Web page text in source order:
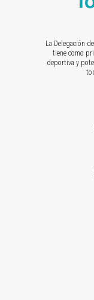
La Delegación
tiene como
deportiva y